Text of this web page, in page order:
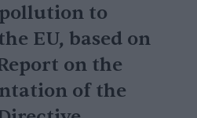
to
EU, based on
on the
of the